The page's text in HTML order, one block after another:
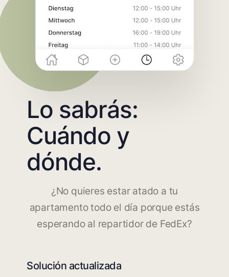
Lo sabrás:
Cuándo y
dónde.
¿No quieres estar atado a tu
apartamento todo el día porque estás
esperando al repartidor de FedEx?
Solución actualizada